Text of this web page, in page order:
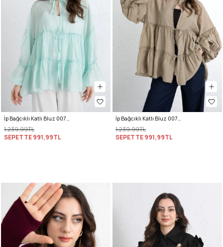
İp Bağcıklı Katlı Bluz 0073 - MİNT YEŞİLİ
1.239,99TL
SEPETTE991,99TL
İp Bağcıklı Katlı Bluz 0073 - HAKİ
1.239,99TL
SEPETTE991,99TL